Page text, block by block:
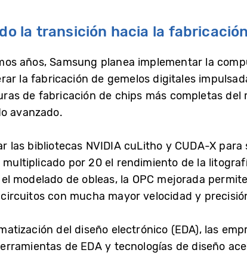
la transición hacia la
años, Samsung planea implementar la
la fabricación de gemelos digitales
de fabricación de chips más completas
avanzado.
las bibliotecas NVIDIA cuLitho y CUDA-X
multiplicado por 20 el rendimiento de la
modelado de obleas, la OPC mejorada
con mucha mayor velocidad y
del diseño electrónico (EDA), las
de EDA y tecnologías de diseño